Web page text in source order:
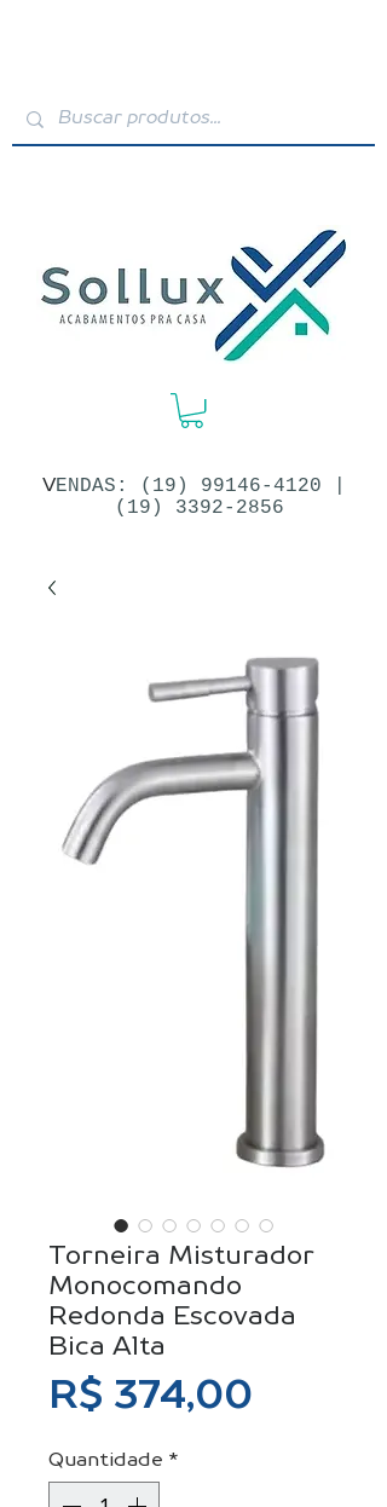
VENDAS: (19)​ 99146-4120
(19) 3392-2856
Torneira Misturador
Monocomando
Redonda Escovada
Bica Alta
R$ 374,00
Quantidade *